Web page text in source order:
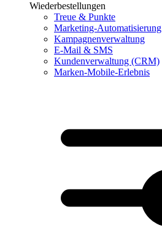
Wiederbestellungen
Treue & Punkte
Marketing-Automatisierung
Kampagnenverwaltung
E-Mail & SMS
Kundenverwaltung (CRM)
Marken-Mobile-Erlebnis